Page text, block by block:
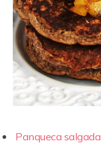
Panqueca salgada